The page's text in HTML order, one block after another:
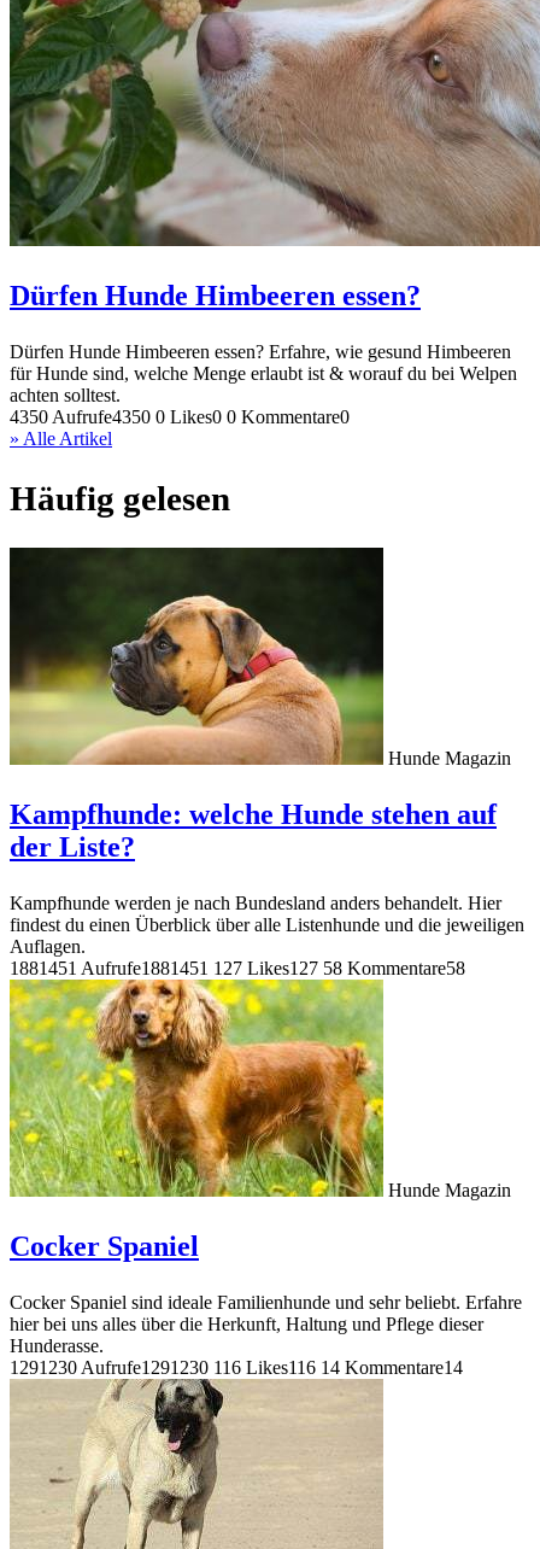
Dürfen Hunde Himbeeren essen?
Dürfen Hunde Himbeeren essen? Erfahre, wie gesund Himbeeren
für Hunde sind, welche Menge erlaubt ist & worauf du bei Welpen
achten solltest.
4350 Aufrufe4350 0 Likes0 0 Kommentare0
» Alle Artikel
Häufig gelesen
Hunde Magazin
Kampfhunde: welche Hunde stehen auf
der Liste?
Kampfhunde werden je nach Bundesland anders behandelt. Hier
findest du einen Überblick über alle Listenhunde und die jeweiligen
Auflagen.
1881451 Aufrufe1881451 127 Likes127 58 Kommentare58
Hunde Magazin
Cocker Spaniel
Cocker Spaniel sind ideale Familienhunde und sehr beliebt. Erfahre
hier bei uns alles über die Herkunft, Haltung und Pflege dieser
Hunderasse.
1291230 Aufrufe1291230 116 Likes116 14 Kommentare14